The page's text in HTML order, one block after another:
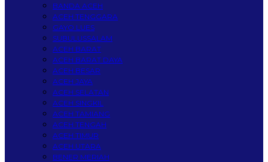
BANDA ACEH
ACEH TENGGARA
GAYO LUES
SUBULUSSALAM
ACEH BARAT
ACEH BARAT DAYA
ACEH BESAR
ACEH JAYA
ACEH SELATAN
ACEH SINGKIL
ACEH TAMIANG
ACEH TENGAH
ACEH TIMUR
ACEH UTARA
BENER MERIAH